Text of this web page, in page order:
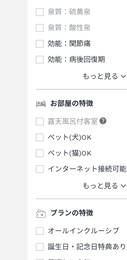
泉質：硫黄泉
泉質：酸性泉
効能：関節痛
効能：病後回復期
もっと見る
お部屋の特徴
露天風呂付客室
ペット(犬)OK
ペット(猫)OK
インターネット接続可能
もっと見る
プランの特徴
オールインクルーシブ
誕生日・記念日特典あり